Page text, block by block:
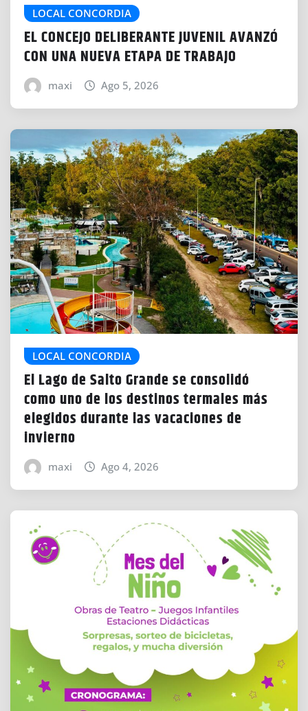
LOCAL CONCORDIA
EL CONCEJO DELIBERANTE JUVENIL AVANZÓ
CON UNA NUEVA ETAPA DE TRABAJO
maxi Ago 5, 2026
LOCAL CONCORDIA
El Lago de Salto Grande se consolidó
como uno de los destinos termales más
elegidos durante las vacaciones de
invierno
maxi Ago 4, 2026